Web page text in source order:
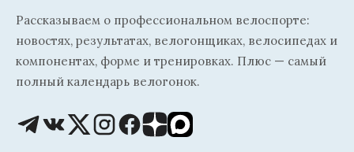
Рассказываем о профессиональном велоспорте:
новостях, результатах, велогонщиках, велосипедах и
компонентах, форме и тренировках. Плюс — самый
полный календарь велогонок.